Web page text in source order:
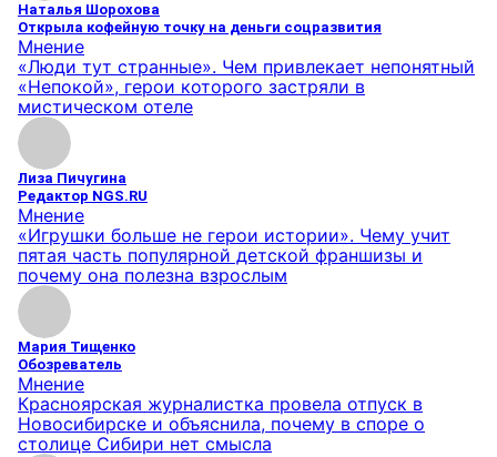
Наталья Шорохова
Открыла кофейную точку на деньги соцразвития
Мнение
«Люди тут странные». Чем привлекает непонятный
«Непокой», герои которого застряли в
мистическом отеле
Лиза Пичугина
Редактор NGS.RU
Мнение
«Игрушки больше не герои истории». Чему учит
пятая часть популярной детской франшизы и
почему она полезна взрослым
Мария Тищенко
Обозреватель
Мнение
Красноярская журналистка провела отпуск в
Новосибирске и объяснила, почему в споре о
столице Сибири нет смысла